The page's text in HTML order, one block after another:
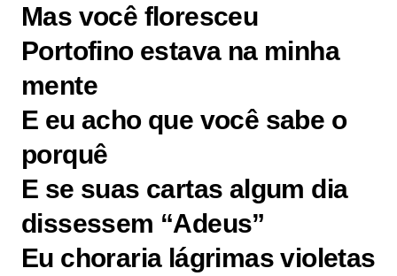
Mas você floresceu
Portofino estava na minha
mente
E eu acho que você sabe o
porquê
E se suas cartas algum dia
dissessem “Adeus”
Eu choraria lágrimas violetas